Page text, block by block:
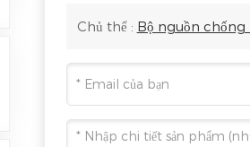
Chủ thể : Bộ nguồn chống